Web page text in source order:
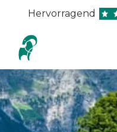
Hervorragend